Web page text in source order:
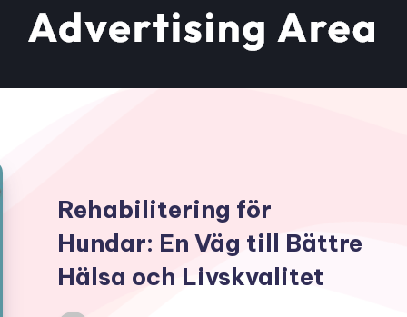
Rehabilitering för
Hundar: En Väg till Bättre
Hälsa och Livskvalitet